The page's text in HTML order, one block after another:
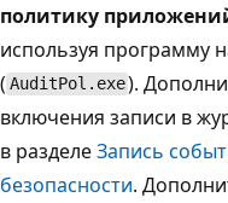
политику
используя программу
( AuditPol.exe).
включения записи в
в разделеЗапись
безопасности.